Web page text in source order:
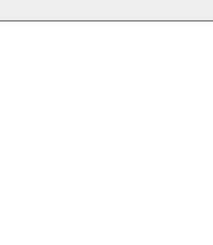
Search